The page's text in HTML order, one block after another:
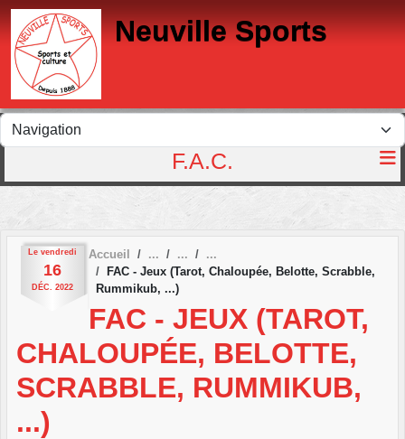
Neuville Sports
F.A.C.
Le vendredi
16
DÉC. 2022
Accueil
FAC - Jeux (Tarot, Chaloupée, Belotte, Scrabble,
Rummikub, ...)
FAC - JEUX (TAROT,
CHALOUPÉE, BELOTTE,
SCRABBLE, RUMMIKUB,
...)
Panneau de gestion des cookies